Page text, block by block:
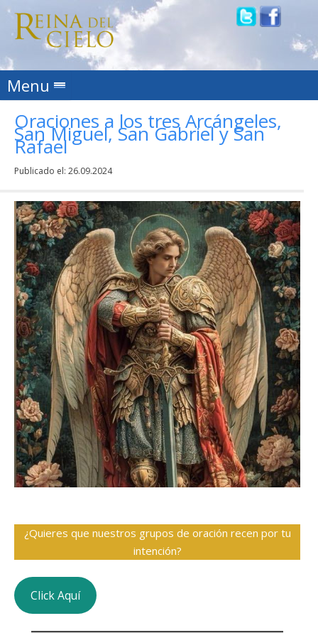
Menu Skip to content
Oraciones a los tres Arcángeles,
San Miguel, San Gabriel y San
Rafael
Publicado el: 26.09.2024
¿Quieres que nuestros grupos de oración recen por tu
intención?
Click Aquí